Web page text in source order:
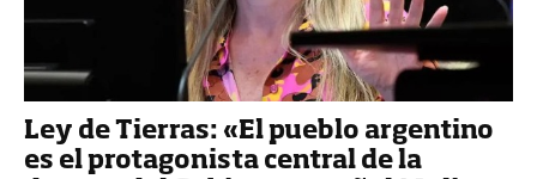
Ley de Tierras: «El pueblo argentino
es el protagonista central de la